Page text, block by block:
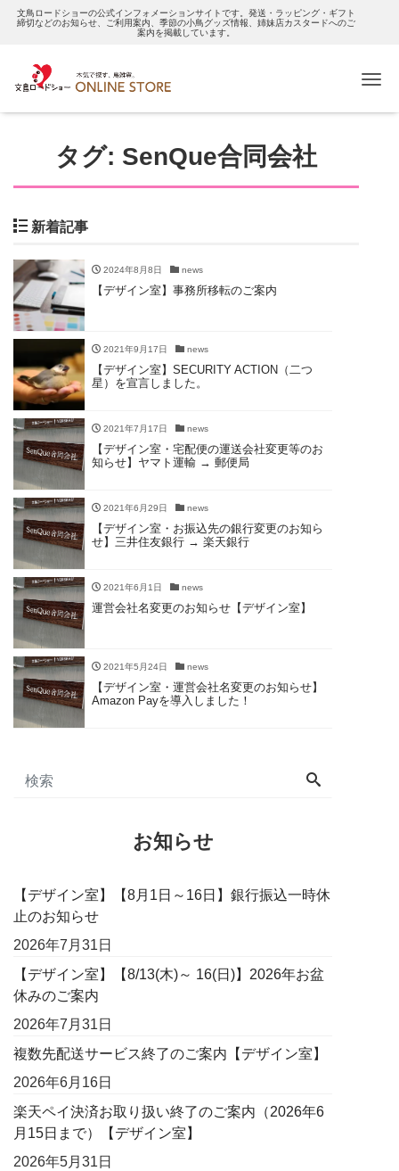
文鳥ロードショーの公式インフォメーションサイトです。発送・ラッピング・ギフト
締切などのお知らせ、ご利用案内、季節の小鳥グッズ情報、姉妹店カスタードへのご
案内を掲載しています。
タグ: SenQue合同会社
新着記事
2024年8月8日 news
【デザイン室】事務所移転のご案内
2021年9月17日 news
【デザイン室】SECURITY ACTION（二つ
星）を宣言しました。
2021年7月17日 news
【デザイン室・宅配便の運送会社変更等のお
知らせ】ヤマト運輸 → 郵便局
2021年6月29日 news
【デザイン室・お振込先の銀行変更のお知ら
せ】三井住友銀行 → 楽天銀行
2021年6月1日 news
運営会社名変更のお知らせ【デザイン室】
2021年5月24日 news
【デザイン室・運営会社名変更のお知らせ】
Amazon Payを導入しました！
お知らせ
【デザイン室】【8月1日～16日】銀行振込一時休
止のお知らせ
2026年7月31日
【デザイン室】【8/13(木)～ 16(日)】2026年お盆
休みのご案内
2026年7月31日
複数先配送サービス終了のご案内【デザイン室】
2026年6月16日
楽天ペイ決済お取り扱い終了のご案内（2026年6
月15日まで）【デザイン室】
2026年5月31日